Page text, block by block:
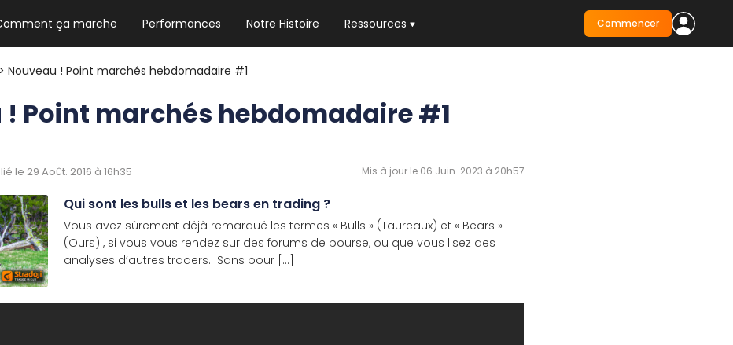
ça marche Performances Notre Histoire Ressources
NEWSLETTER HEBDO
Les news crypto dont vous avez besoin
Le guide ultime pour débuter dans les
Commencer
> Nouveau ! Point marchés hebdomadaire #1
! Point marchés hebdomadaire #1
le 29 Août. 2016 à 16h35 Mis à jour le 06 Juin. 2023 à 20h57
Qui sont les bulls et les bears en trading ?
Vous avez sûrement déjà remarqué les termes « Bulls » (Taureaux) et « Bears »
(Ours) , si vous vous rendez sur des forums de bourse, ou que vous lisez des
analyses d’autres traders. Sans pour [...]